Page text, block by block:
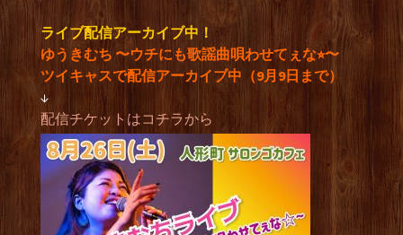
ライブ配信アーカイブ中！
ゆうきむち 〜ウチにも歌謡曲唄わせてぇな⭐︎〜
ツイキャスで配信アーカイブ中（9月9日まで）
↓
配信チケットはコチラから